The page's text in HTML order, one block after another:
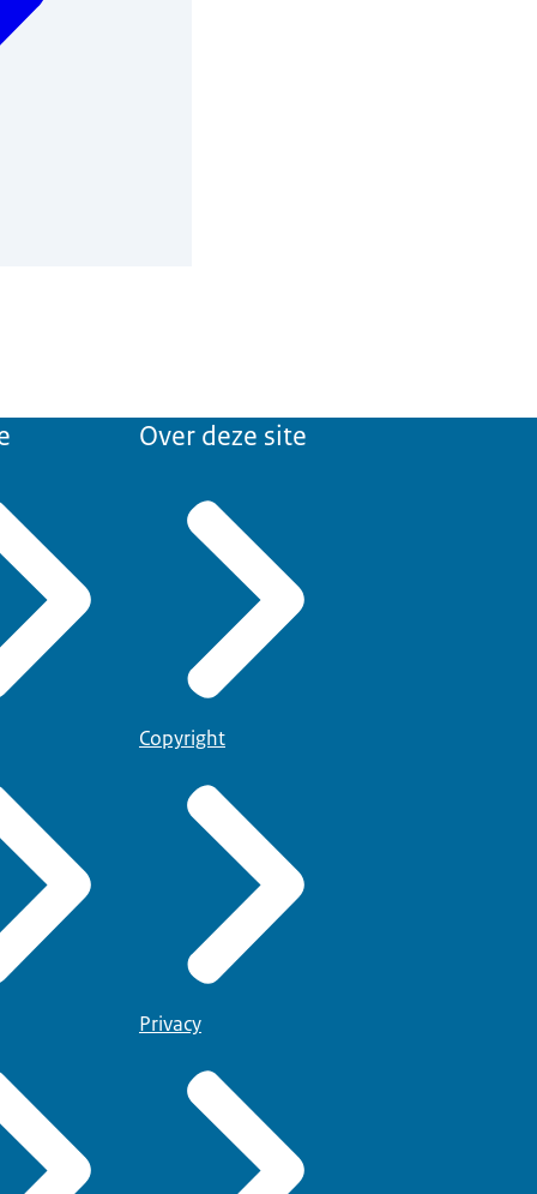
Over deze site
Copyright
Privacy